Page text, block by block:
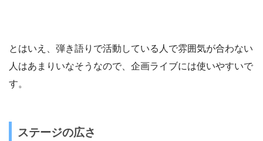
とはいえ、弾き語りで活動している人で雰囲気が合わない
人はあまりいなそうなので、企画ライブには使いやすいで
す。
ステージの広さ